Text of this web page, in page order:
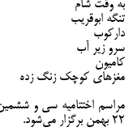
به وقت شام
تنگه ابوقریب
دارکوب
سرو زیر آب
کامیون
مغزهای کوچک زنگ زده
مراسم اختتامیه سی و
۲۲ بهمن‌ برگزار می‌شود.